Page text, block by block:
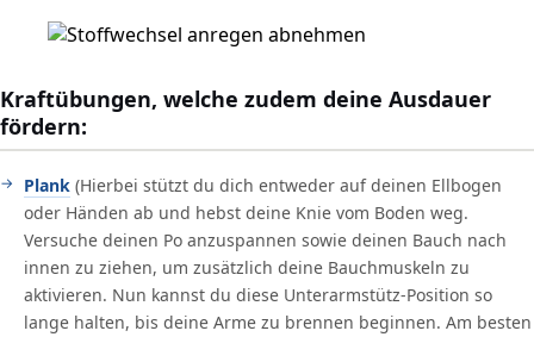
Kraftübungen, welche zudem deine Ausdauer
fördern:
Plank (Hierbei stützt du dich entweder auf deinen Ellbogen
oder Händen ab und hebst deine Knie vom Boden weg.
Versuche deinen Po anzuspannen sowie deinen Bauch nach
innen zu ziehen, um zusätzlich deine Bauchmuskeln zu
aktivieren. Nun kannst du diese Unterarmstütz-Position so
lange halten, bis deine Arme zu brennen beginnen. Am besten